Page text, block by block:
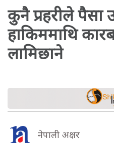
कुनै प्रहरीले पैसा
हाकिममाथि
लामिछाने
नेपाली अक्षर